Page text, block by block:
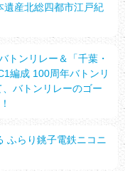
遺産北総四都市江戸紀
トンリレー＆「千葉・
編成 100周年バトンリ
バトンリレーのゴー
ふらり銚子電鉄ニコニ